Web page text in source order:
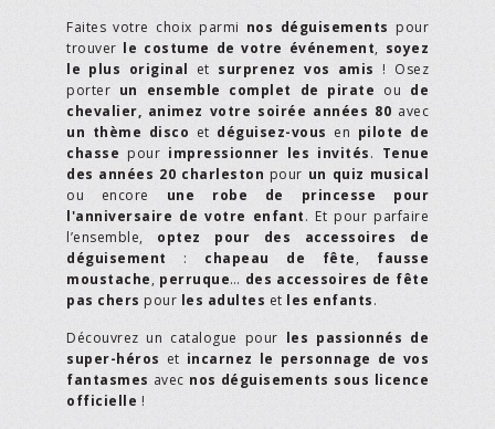
Faites votre choix parmi nos déguisements pour
trouver le costume de votre événement, soyez
le plus original et surprenez vos amis ! Osez
porter un ensemble complet de pirate ou de
chevalier, animez votre soirée années 80 avec
un thème disco et déguisez-vous en pilote de
chasse pour impressionner les invités. Tenue
des années 20 charleston pour un quiz musical
ou encore une robe de princesse pour
l'anniversaire de votre enfant. Et pour parfaire
l’ensemble, optez pour des accessoires de
déguisement : chapeau de fête, fausse
moustache, perruque… des accessoires de fête
pas chers pour les adultes et les enfants.
Découvrez un catalogue pour les passionnés de
super-héros et incarnez le personnage de vos
fantasmes avec nos déguisements sous licence
officielle !